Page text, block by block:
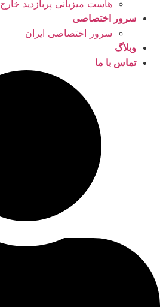
هاست میزبانی پربازدید خارج
سرور اختصاصی
سرور اختصاصی ایران
وبلاگ
تماس با ما